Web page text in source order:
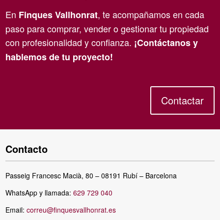
En Finques Vallhonrat, te acompañamos en cada
paso para comprar, vender o gestionar tu propiedad
con profesionalidad y confianza. ¡Contáctanos y
hablemos de tu proyecto!
Contactar
Contacto
Passeig Francesc Macià, 80 – 08191 Rubí – Barcelona
WhatsApp y llamada:629 729 040
Email:correu@finquesvallhonrat.es